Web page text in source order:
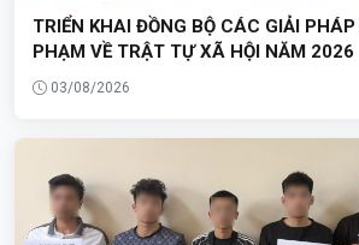
TRIỂN KHAI ĐỒNG BỘ CÁC GIẢI
PHẠM VỀ TRẬT TỰ XÃ HỘI NĂM 2026
03/08/2026